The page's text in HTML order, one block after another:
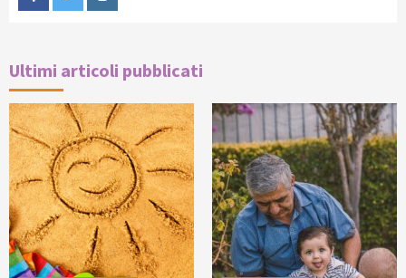
FacebookTwitterInstagram
Ultimi articoli pubblicati